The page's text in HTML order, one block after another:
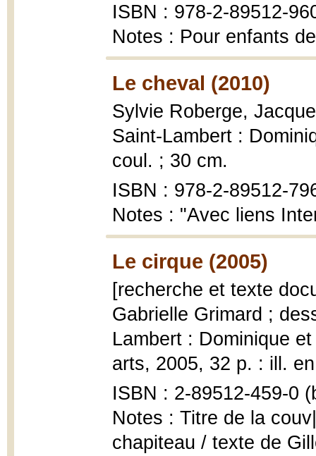
ISBN : 978-2-89512-
Notes : Pour enfants
Le cheval (2010)
Sylvie Roberge,
Saint-Lambert :
coul. ; 30 cm.
ISBN : 978-2-89512-
Notes : "Avec liens
Le cirque (2005)
[recherche et texte
Gabrielle Grimard ;
Lambert : Dominique
arts, 2005, 32 p. : ill.
ISBN : 2-89512-459-0
Notes : Titre de la
chapiteau / texte de